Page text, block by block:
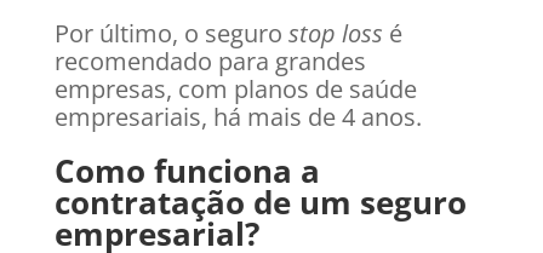
Por último, o seguro stop loss é
recomendado para grandes
empresas, com planos de saúde
empresariais, há mais de 4 anos.
Como funciona a
contratação de um seguro
empresarial?